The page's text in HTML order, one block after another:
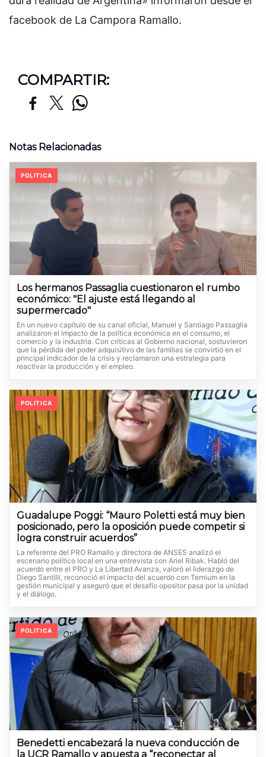
facebook de La Campora Ramallo.
COMPARTIR:
Notas Relacionadas
POLITICA
Los hermanos Passaglia cuestionaron el rumbo
económico: "El ajuste está llegando al
supermercado"
En un nuevo capítulo de su canal oficial, Manuel y Santiago Passaglia
analizaron el impacto de la política económica en el consumo, el
comercio y la industria. Con críticas al Gobierno nacional, sostuvieron
que la pérdida del poder adquisitivo de las familias se convirtió en el
principal indicador de la crisis y reclamaron una estrategia para
reactivar la producción y el empleo.
POLITICA
Guadalupe Poggi: “Mauro Poletti está muy bien
posicionado, pero la oposición puede competir si
logra construir acuerdos”
La referente del PRO Ramallo y directora de ANSES analizó el
escenario político local en una entrevista con Ariel Ribak. Habló del
acuerdo entre el PRO y La Libertad Avanza, valoró el liderazgo de
Diego Santilli, reconoció el impacto del acuerdo con Ternium en la
gestión municipal y aseguró que el desafío opositor pasa por la unidad
y el diálogo.
POLITICA
Benedetti encabezará la nueva conducción de
la UCR Ramallo y apuesta a “reconectar al